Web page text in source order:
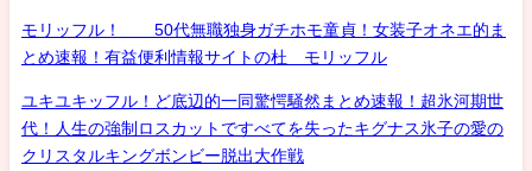
モリッフル！ 50代無職独身ガチホモ童貞！女装子オネエ的ま
とめ速報！有益便利情報サイトの杜 モリッフル
ユキユキッフル！ど底辺的一同驚愕騒然まとめ速報！超氷河期世
代！人生の強制ロスカットですべてを失ったキグナス氷子の愛の
クリスタルキングボンビー脱出大作戦